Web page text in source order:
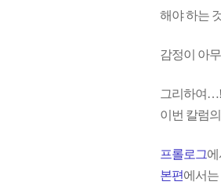
해야 하는
감정이 아
그리하여…!
이번 칼럼
프롤로그
본편에서